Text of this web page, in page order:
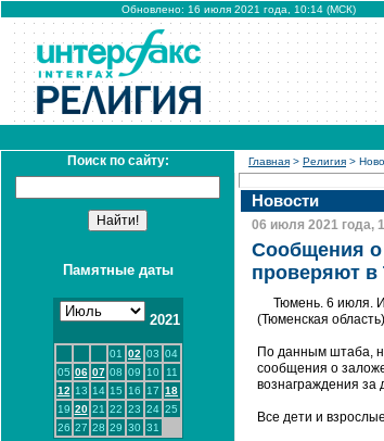
Обновлено: 16 июля 2021 года, 10:14 (МСК)
Поиск по сайту:
Памятные даты
2021
01 02 03 04
05 06 07 08 09 10
11
12 13 14 15 16 17 18
19 20 21 22 23 24 25
26 27 28 29 30 31
Главная > Религия >
Новости
06 июля 2021 года,
Сообщения о
проверяют в
Тюмень. 6 июля.
(Тюменская
По данным штаба,
сообщения о
вознаграждения за
Все дети и